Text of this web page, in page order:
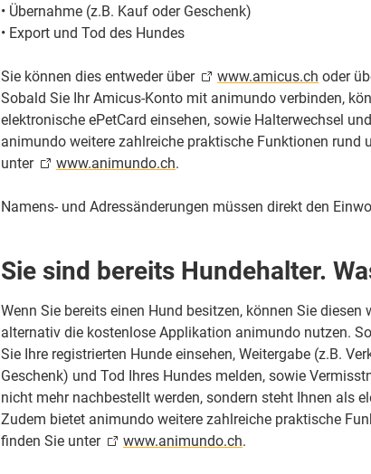
• Übernahme (z.B. Kauf oder Geschenk)
• Export und Tod des Hundes
Sie können dies entweder über www.amicus.ch oder
Sobald Sie Ihr Amicus-Konto mit animundo verbinden,
elektronische ePetCard einsehen, sowie Halterwechsel
animundo weitere zahlreiche praktische Funktionen rund
unter
www.animundo.ch.
Namens- und Adressänderungen müssen direkt den
Sie sind bereits Hundehalter.
Wenn Sie bereits einen Hund besitzen, können Sie diesen
alternativ die kostenlose Applikation animundo nutzen.
Sie Ihre registrierten Hunde einsehen, Weitergabe (z.B.
Geschenk) und Tod Ihres Hundes melden, sowie
nicht mehr nachbestellt werden, sondern steht Ihnen als
Zudem bietet animundo weitere zahlreiche praktische
finden Sie unter
www.animundo.ch.